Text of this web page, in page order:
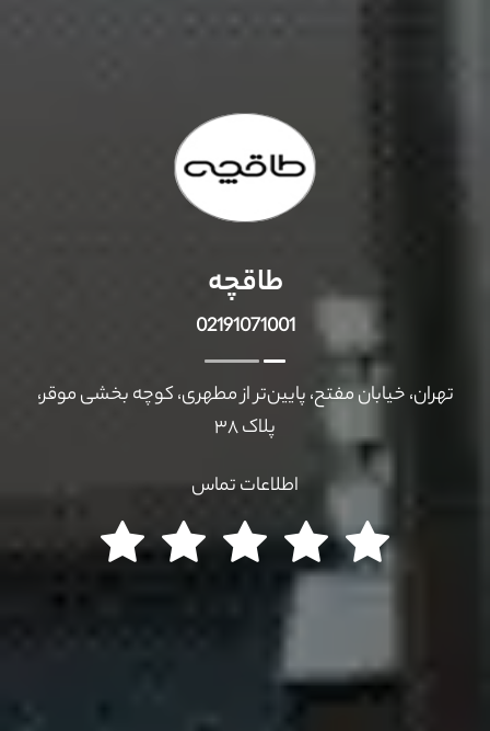
طاقچه
02191071001
تهران، خیابان مفتح، پایین‌تر از مطهری،‌ کوچه بخشی موقر،
پلاک ۳۸
اطلاعات تماس